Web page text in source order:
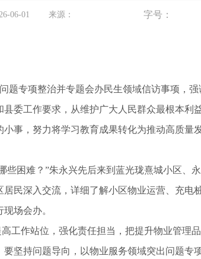
06-01 来源： 字号：
专项整治并专题会办民生领域信访事项，
委工作要求，从维护广大人民群众最根本利
事，努力将学习教育成果转化为推动高质量
困难？”朱永兴先后来到蓝光珑熹城小区、
民深入交流，详细了解小区物业运营、充电
场会办。
工作站位，强化责任担当，把提升物业管理
坚持问题导向，以物业服务领域突出问题专